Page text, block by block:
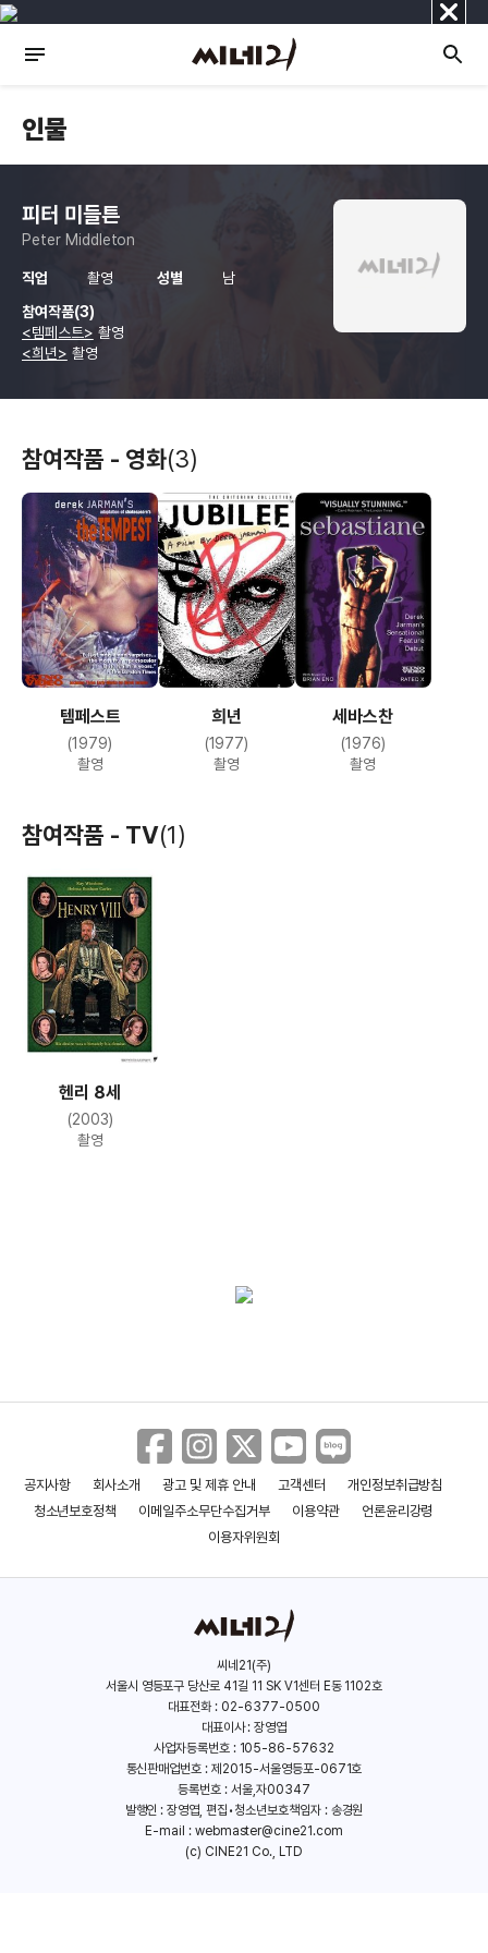
닫
기
인물
피터 미들튼
Peter Middleton
직업 촬영 성별
남
참여작품(3)
<템페스트> 촬영
<희년> 촬영
참여작품 - 영화(3)
템페스트
(1979)
촬영
희년
(1977)
촬영
세바스찬
(1976)
촬영
참여작품 - TV(1)
헨리 8세
(2003)
촬영
공지사항 회사소개 광고 및 제휴 안내 고객센터
개인정보취급방침
청소년보호정책
이메일주소무단수집거부 이용약관
언론윤리강령
이용자위원회
씨네21(주)
서울시 영등포구 당산로 41길 11 SK V1센터 E동 1102호
대표전화 : 02-6377-0500
대표이사 : 장영엽
사업자등록번호 : 105-86-57632
통신판매업번호 : 제2015-서울영등포-0671호
등록번호 : 서울,자00347
발행인 : 장영엽, 편집•청소년보호책임자 : 송경원
E-mail : webmaster@cine21.com
(c) CINE21 Co., LTD